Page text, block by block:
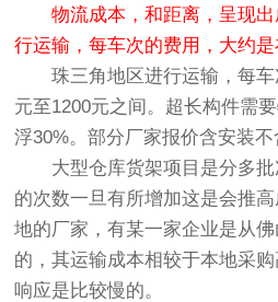
物流成本，和距离，呈现出
行运输，每车次的费用，大约是
珠三角地区进行运输，每车
元至1200元之间。超长构件需
浮30%。部分厂家报价含安装不
大型仓库货架项目是分多批
的次数一旦有所增加这是会推
地的厂家，有某一家企业是从
的，其运输成本相较于本地采
响应是比较慢的。